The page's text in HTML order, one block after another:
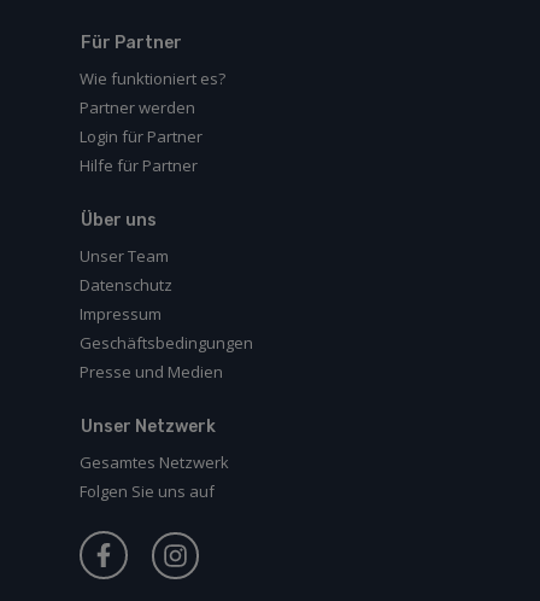
Für Partner
Wie funktioniert es?
Partner werden
Login für Partner
Hilfe für Partner
Über uns
Unser Team
Datenschutz
Impressum
Geschäftsbedingungen
Presse und Medien
Unser Netzwerk
Gesamtes Netzwerk
Folgen Sie uns auf